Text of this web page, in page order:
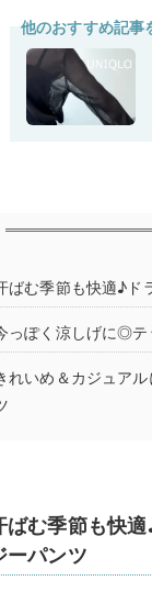
他のおすすめ記事
ばむ季節も快適♪ド
っぽく涼しげに◎テ
れいめ＆カジュア
ばむ季節も快
ーパンツ